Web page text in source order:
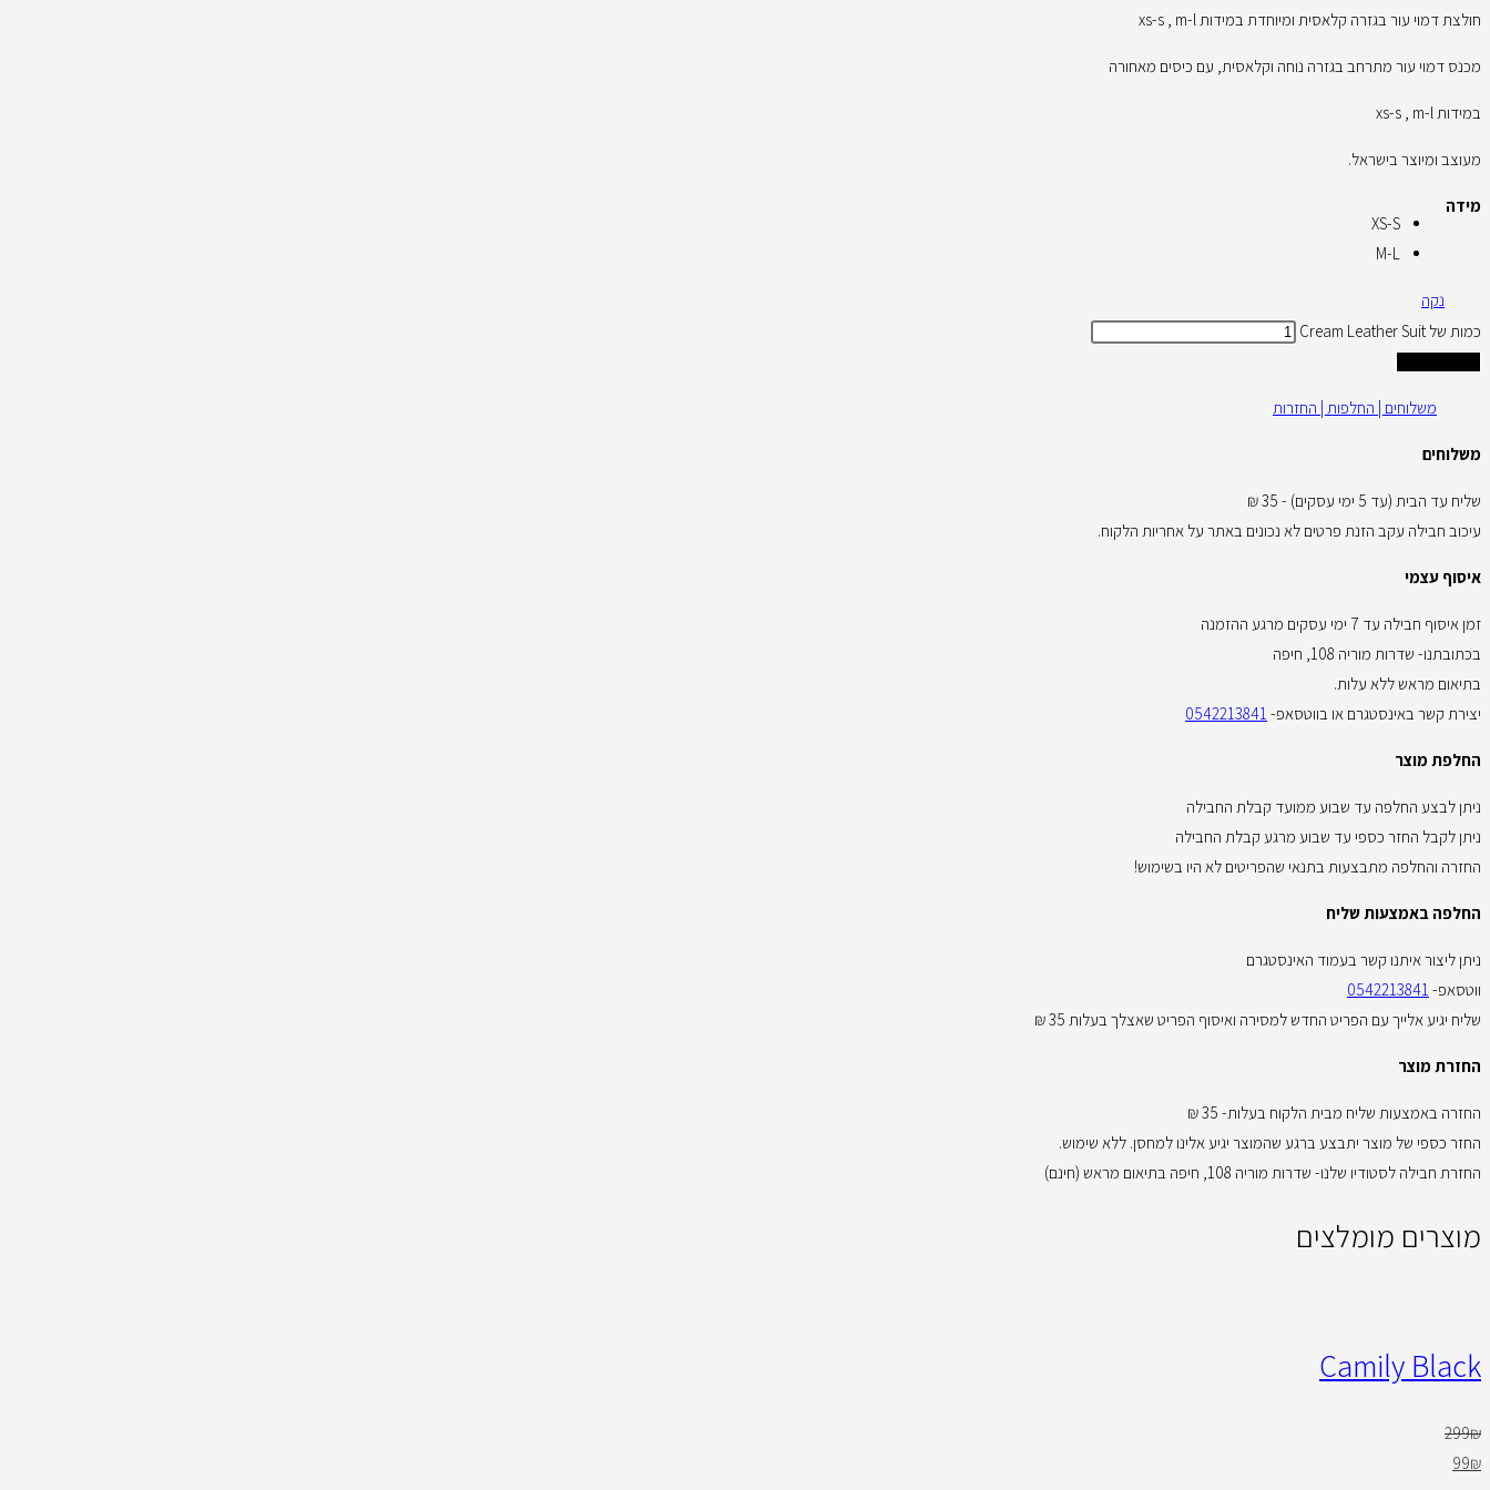
חולצת דמוי עור בגזרה קלאסית ומיוחדת במידות xs-s , m-l
מכנס דמוי עור מתרחב בגזרה נוחה וקלאסית, עם כיסים מאחורה
במידות xs-s , m-l
מעוצב ומיוצר בישראל.
מידה
XS-S
M-L
נקה
כמות של Cream Leather Suit
משלוחים | החלפות | החזרות
משלוחים
שליח עד הבית (עד 5 ימי עסקים) - 35 ₪
עיכוב חבילה עקב הזנת פרטים לא נכונים באתר על אחריות הלקוח.
איסוף עצמי
זמן איסוף חבילה עד 7 ימי עסקים מרגע ההזמנה
בכתובתנו- שדרות מוריה 108, חיפה
בתיאום מראש ללא עלות.
יצירת קשר באינסטגרם או בווטסאפ- 0542213841
החלפת מוצר
ניתן לבצע החלפה עד שבוע ממועד קבלת החבילה
ניתן לקבל החזר כספי עד שבוע מרגע קבלת החבילה
החזרה והחלפה מתבצעות בתנאי שהפריטים לא היו בשימוש!
החלפה באמצעות שליח
ניתן ליצור איתנו קשר בעמוד האינסטגרם
ווטסאפ- 0542213841
שליח יגיע אלייך עם הפריט החדש למסירה ואיסוף הפריט שאצלך בעלות 35 ₪
החזרת מוצר
החזרה באמצעות שליח מבית הלקוח בעלות- 35 ₪
החזר כספי של מוצר יתבצע ברגע שהמוצר יגיע אלינו למחסן. ללא שימוש.
החזרת חבילה לסטודיו שלנו- שדרות מוריה 108, חיפה בתיאום מראש (חינם)
מוצרים מומלצים
Camily Black
299₪
99₪